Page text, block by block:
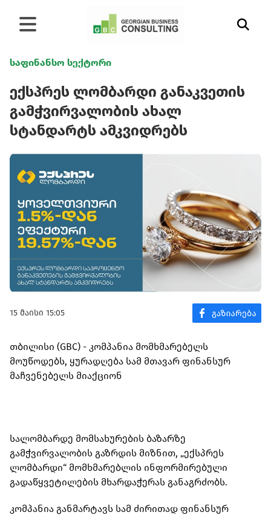
საფინანსო სექტორი
ექსპრეს ლომბარდი განაკვეთის
გამჭვირვალობის ახალ
სტანდარტს ამკვიდრებს
15 მაისი 15:05
თბილისი (GBC) - კომპანია მომხმარებელს
მოუწოდებს, ყურადღება სამ მთავარ ფინანსურ
მაჩვენებელს მიაქციონ
სალომბარდე მომსახურების ბაზარზე
გამჭვირვალობის გაზრდის მიზნით, „ექსპრეს
ლომბარდი“ მომხმარებლის ინფორმირებული
გადაწყვეტილების მხარდაჭერას განაგრძობს.
კომპანია განმარტავს სამ ძირითად ფინანსურ